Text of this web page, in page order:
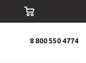
8 800 550 4774